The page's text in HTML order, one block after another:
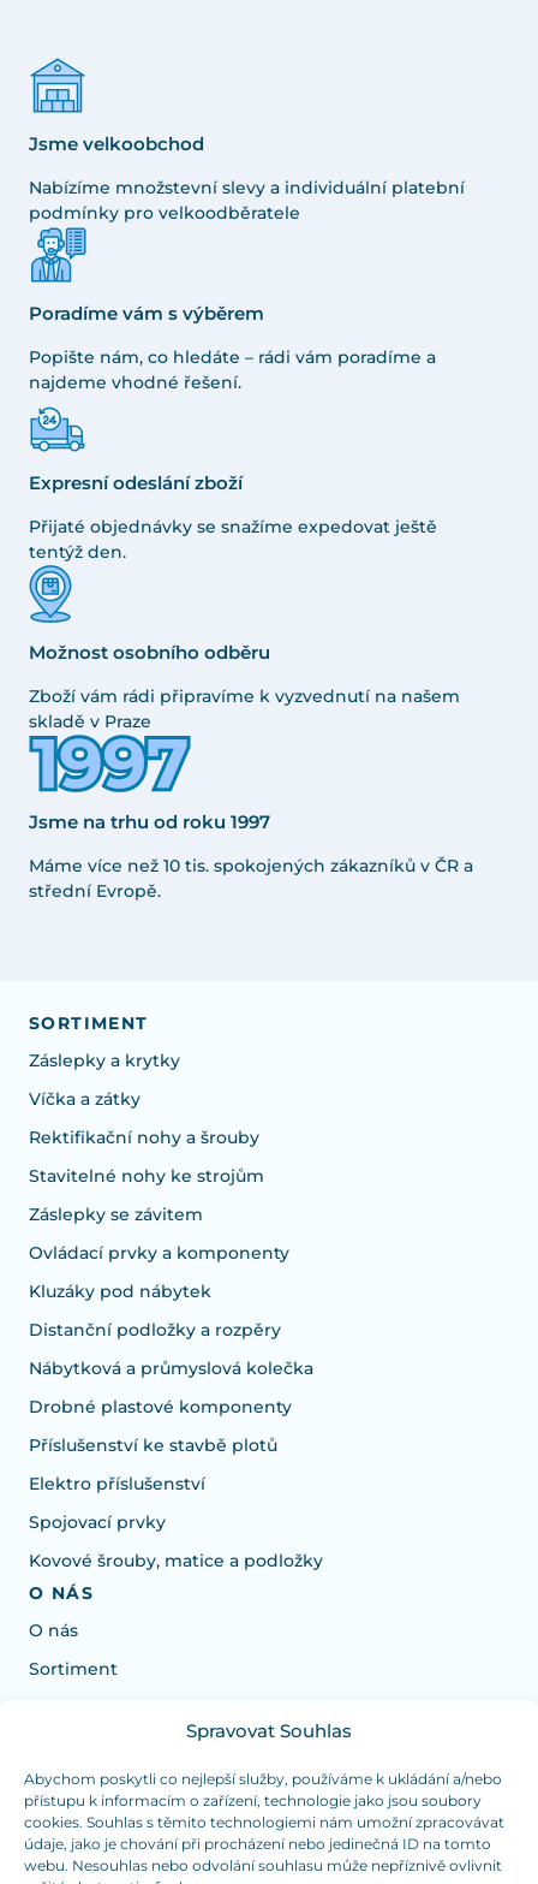
Spravovat Souhlas
Abychom poskytli co nejlepší služby, používáme k ukládání a/nebo
přístupu k informacím o zařízení, technologie jako jsou soubory
cookies. Souhlas s těmito technologiemi nám umožní zpracovávat
údaje, jako je chování při procházení nebo jedinečná ID na tomto
webu. Nesouhlas nebo odvolání souhlasu může nepříznivě ovlivnit
Jsme velkoobchod
Nabízíme množstevní slevy a individuální platební
podmínky pro velkoodběratele
Poradíme vám s výběrem
Popište nám, co hledáte – rádi vám poradíme a
najdeme vhodné řešení.
Expresní odeslání zboží
Přijaté objednávky se snažíme expedovat ještě
tentýž den.
Možnost osobního odběru
Zboží vám rádi připravíme k vyzvednutí na našem
skladě v Praze
Jsme na trhu od roku 1997
Máme více než 10 tis. spokojených zákazníků v ČR a
střední Evropě.
SORTIMENT
Záslepky a krytky
Víčka a zátky
Rektifikační nohy a šrouby
Stavitelné nohy ke strojům
Záslepky se závitem
Ovládací prvky a komponenty
Kluzáky pod nábytek
Distanční podložky a rozpěry
Nábytková a průmyslová kolečka
Drobné plastové komponenty
Příslušenství ke stavbě plotů
Elektro příslušenství
Spojovací prvky
Kovové šrouby, matice a podložky
O NÁS
O nás
Sortiment
Potřebujete poradit s výběrem?
Jsme tu pro vás Pondělí-Čtvrtek od: 7:30 - 15:30 hodin
a Pátek od 7:30 - 14:30 hodin
info@dualpraha.cz +420 725 802 767